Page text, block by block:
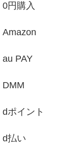
0円購入
Amazon
au PAY
DMM
dポイント
d払い